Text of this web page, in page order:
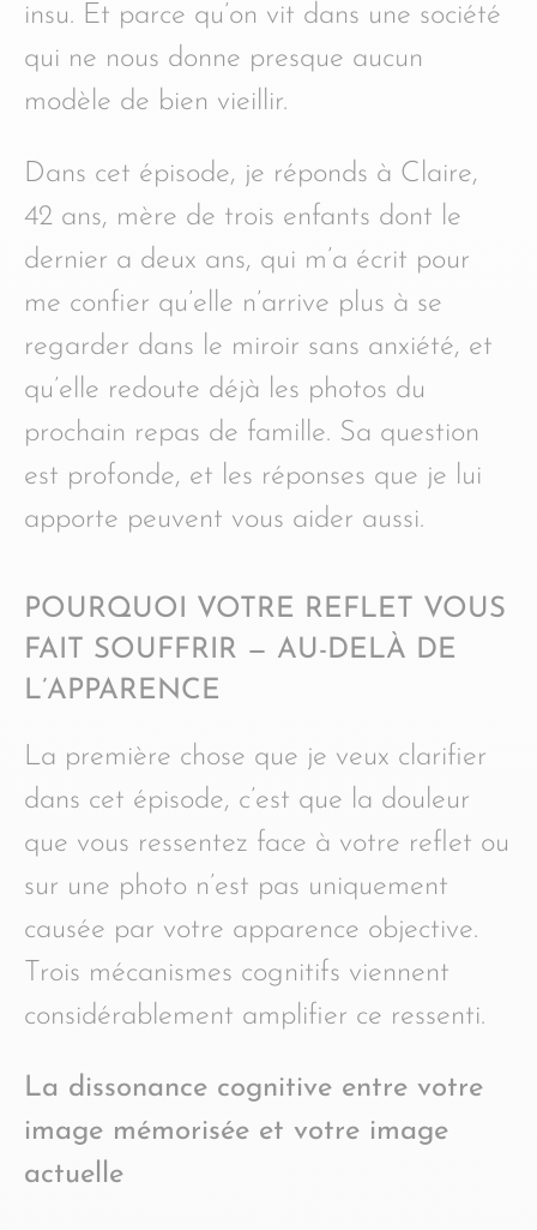
insu. Et parce qu’on vit dans une société
qui ne nous donne presque aucun
modèle de bien vieillir.
Dans cet épisode, je réponds à Claire,
42 ans, mère de trois enfants dont le
dernier a deux ans, qui m’a écrit pour
me confier qu’elle n’arrive plus à se
regarder dans le miroir sans anxiété, et
qu’elle redoute déjà les photos du
prochain repas de famille. Sa question
est profonde, et les réponses que je lui
apporte peuvent vous aider aussi.
POURQUOI VOTRE REFLET VOUS
FAIT SOUFFRIR — AU-DELÀ DE
L’APPARENCE
La première chose que je veux clarifier
dans cet épisode, c’est que la douleur
que vous ressentez face à votre reflet ou
sur une photo n’est pas uniquement
causée par votre apparence objective.
Trois mécanismes cognitifs viennent
considérablement amplifier ce ressenti.
La dissonance cognitive entre votre
image mémorisée et votre image
actuelle